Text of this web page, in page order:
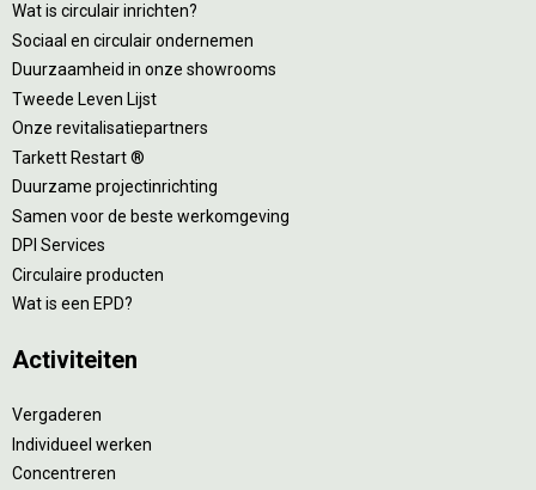
Wat is circulair inrichten?
Sociaal en circulair ondernemen
Duurzaamheid in onze showrooms
Tweede Leven Lijst
Onze revitalisatiepartners
Tarkett Restart ®
Duurzame projectinrichting
Samen voor de beste werkomgeving
DPI Services
Circulaire producten
Wat is een EPD?
Activiteiten
Vergaderen
Individueel werken
Concentreren